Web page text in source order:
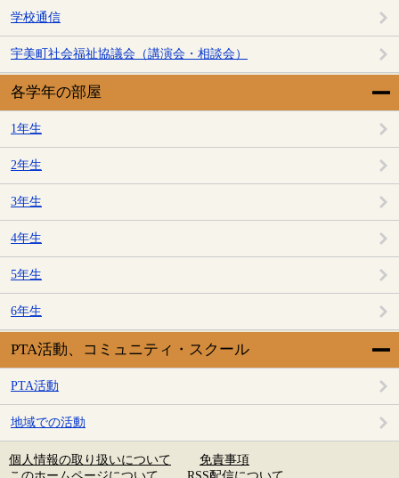
学校通信
宇美町社会福祉協議会（講演会・相談会）
各学年の部屋
1年生
2年生
3年生
4年生
5年生
6年生
PTA活動、コミュニティ・スクール
PTA活動
地域での活動
個人情報の取り扱いについて
免責事項